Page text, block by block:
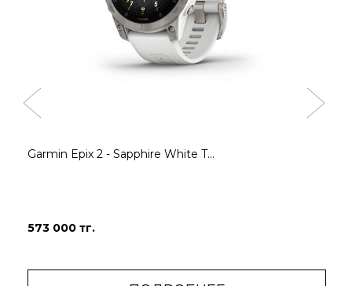
Garmin Epix 2 - Sapphire White T...
573 000 тг.